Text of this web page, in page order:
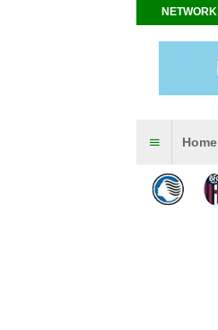
NETWORK
Home